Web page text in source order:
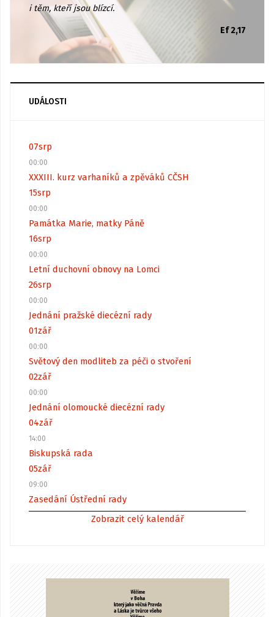
i těm, kteří jsou blízcí.
Ef 2,17
UDÁLOSTI
07srp
00:00
XXXIII. kurz varhaníků a zpěváků CČSH
15srp
00:00
Památka Marie, matky Páně
16srp
00:00
Letní duchovní obnovy na Lomci
26srp
00:00
Jednání pražské diecézní rady
01zář
00:00
Světový den modliteb za péči o stvoření
02zář
00:00
Jednání olomoucké diecézní rady
04zář
14:00
Biskupská rada
05zář
09:00
Zasedání Ústřední rady
Zobrazit celý kalendář